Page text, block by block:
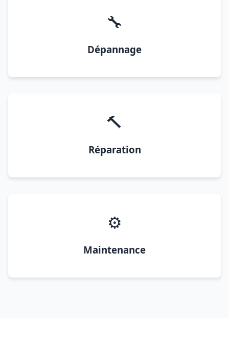
🔧
Dépannage
🔨
Réparation
⚙️
Maintenance